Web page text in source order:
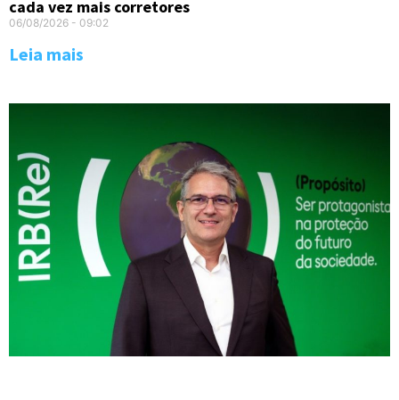
cada vez mais corretores
06/08/2026 09:02
Leia mais